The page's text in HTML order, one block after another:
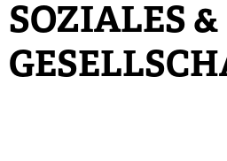
SOZIALES &